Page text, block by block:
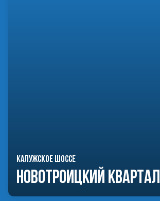
КАЛУЖСКОЕ ШОССЕ
Новотроицкий Квартал